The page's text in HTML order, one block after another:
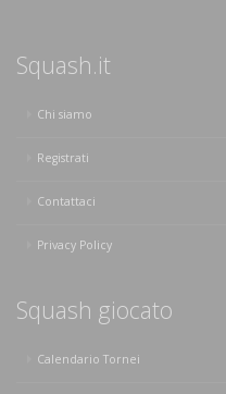
Squash.it
Chi siamo
Registrati
Contattaci
Privacy Policy
Squash giocato
Calendario Tornei